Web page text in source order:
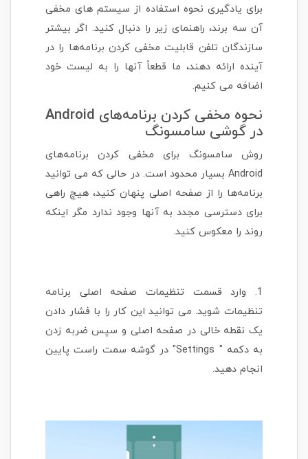
برای یادگیری نحوه استفاده از سیستم های مخفی
آن سه برند، راهنمای زیر را دنبال کنید. اگر بیشتر
سازندگان تلفن قابلیت مخفی کردن برنامه‌ها را در
آینده ارائه دهند، ما قطعاً آنها را به لیست خود
اضافه می کنیم.
نحوه مخفی کردن برنامه‌های Android
در گوشی سامسونگ
روش سامسونگ برای مخفی کردن برنامه‌های
Android بسیار محدود است. در حالی که می توانید
برنامه‌ها را از صفحه اصلی پنهان کنید، هیچ راهی
برای دسترسی مجدد به آنها وجود ندارد مگر اینکه
روند را معکوس کنید.
1. وارد قسمت تنظیمات صفحه اصلی برنامه
تنظیمات شوید. می توانید این کار را با فشار دادن
یک نقطه خالی در صفحه اصلی و سپس ضربه زدن
به دکمه " Settings" در گوشه سمت راست پایین
انجام دهید.